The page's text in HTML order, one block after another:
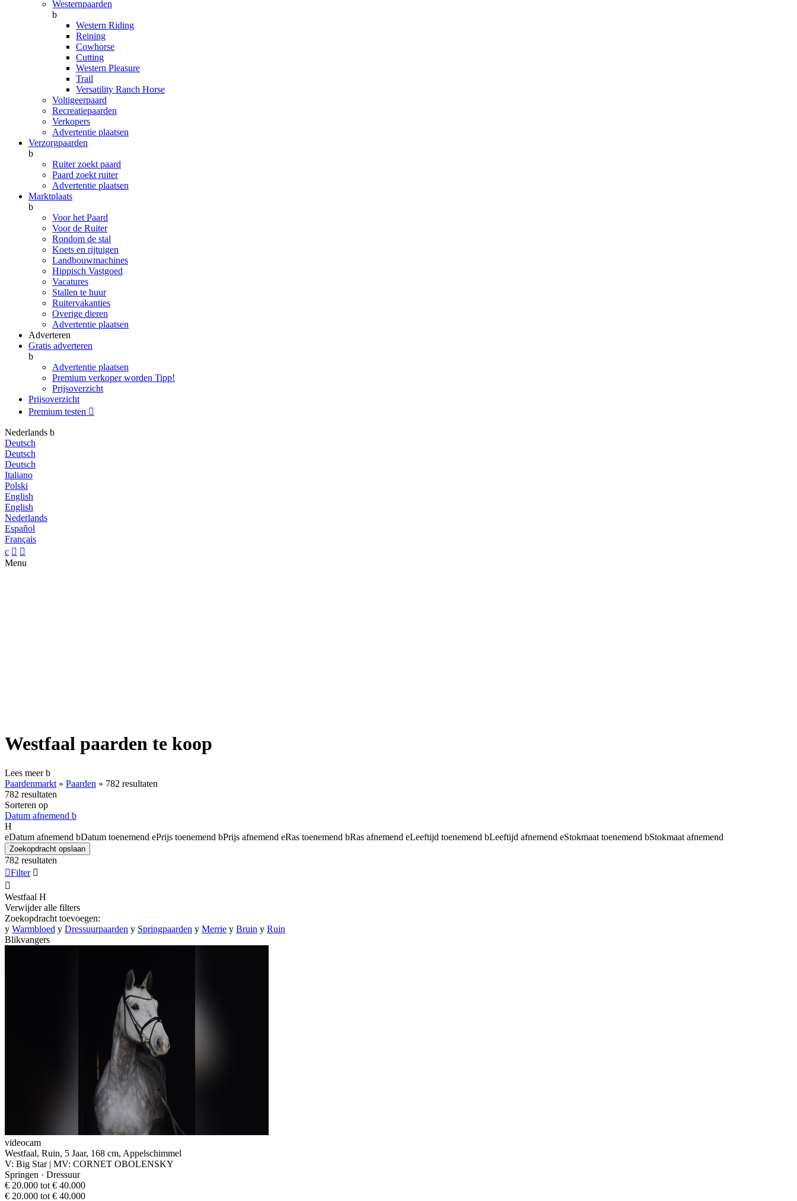
Westernpaarden
b
Western Riding
Reining
Cowhorse
Cutting
Western Pleasure
Trail
Versatility Ranch Horse
Voltigeerpaard
Recreatiepaarden
Verkopers
Advertentie plaatsen
Verzorgpaarden
b
Ruiter zoekt paard
Paard zoekt ruiter
Advertentie plaatsen
Marktplaats
b
Voor het Paard
Voor de Ruiter
Rondom de stal
Koets en rijtuigen
Landbouwmachines
Hippisch Vastgoed
Vacatures
Stallen te huur
Ruitervakanties
Overige dieren
Advertentie plaatsen
Adverteren
Gratis adverteren
b
Advertentie plaatsen
Premium verkoper worden Tipp!
Prijsoverzicht
Prijsoverzicht
Premium testen 
Nederlands b
Deutsch
Deutsch
Deutsch
Italiano
Polski
English
English
Nederlands
Español
Français
c  
Menu
Westfaal paarden te koop
Lees meerb
Paardenmarkt » Paarden » 782 resultaten
782 resultaten
Sorteren op
Datum afnemend b
H
eDatum afnemend bDatum toenemend ePrijs toenemend bPrijs afnemend eRas toenemend bRas afnemend eLeeftijd toenemend bLeeftijd afnemend eStokmaat toenemend bStokmaat afnemend
Zoekopdracht opslaan
782 resultaten
Filter 

Westfaal H
Verwijder alle filters
Zoekopdracht toevoegen:
y Warmbloed y Dressuurpaarden y Springpaarden y Merrie y Bruin y Ruin
Blikvangers
videocam
Westfaal, Ruin, 5 Jaar, 168 cm, Appelschimmel
V: Big Star | MV: CORNET OBOLENSKY
Springen · Dressuur
€ 20.000 tot € 40.000
€ 20.000 tot € 40.000